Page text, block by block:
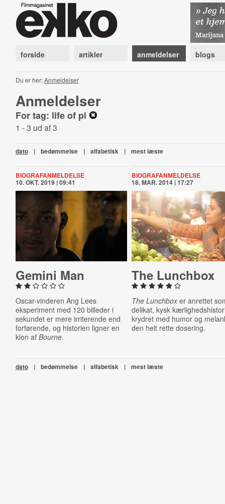
forside artikler anmeldelser blogs
Du er her:Anmeldelser
Anmeldelser
For tag: life of pi
1 - 3 ud af 3
dato | bedømmelse | alfabetisk | mest læste
BIOGRAFANMELDELSE
10. OKT. 2019 | 09:41
Gemini Man
Oscar-vinderen Ang Lees
eksperiment med 120 billeder i
sekundet er mere irriterende end
forførende, og historien ligner en
klon af Bourne.
BIOGRAFANMELDELSE
18. MAR. 2014 | 17:27
The Lunchbox
The Lunchbox er anrettet
delikat, kysk
krydret med humor og
den helt rette dosering.
dato | bedømmelse | alfabetisk | mest læste